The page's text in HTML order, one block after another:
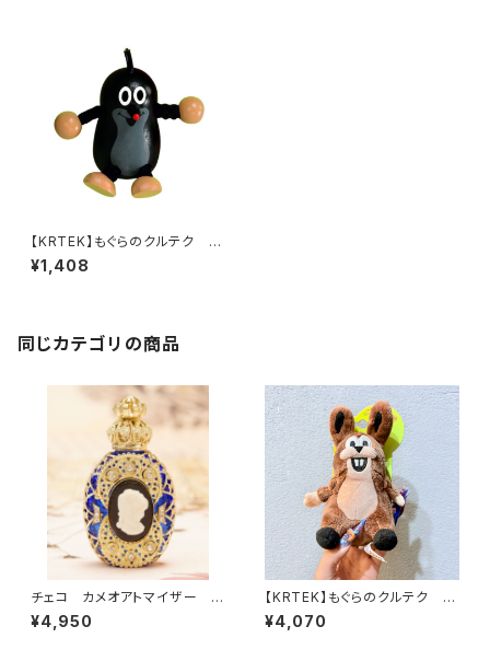
【KRTEK】もぐらのクルテク ウ
ッドボディマグネット クルテク
¥1,408
同じカテゴリの商品
チェコ カメオアトマイザー 香
水瓶
¥4,950
【KRTEK】もぐらのクルテク マ
イクロぬいぐるみ うさぎ
¥4,070